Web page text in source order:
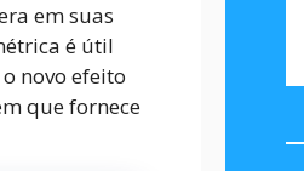
em suas
é útil
novo efeito
que fornece